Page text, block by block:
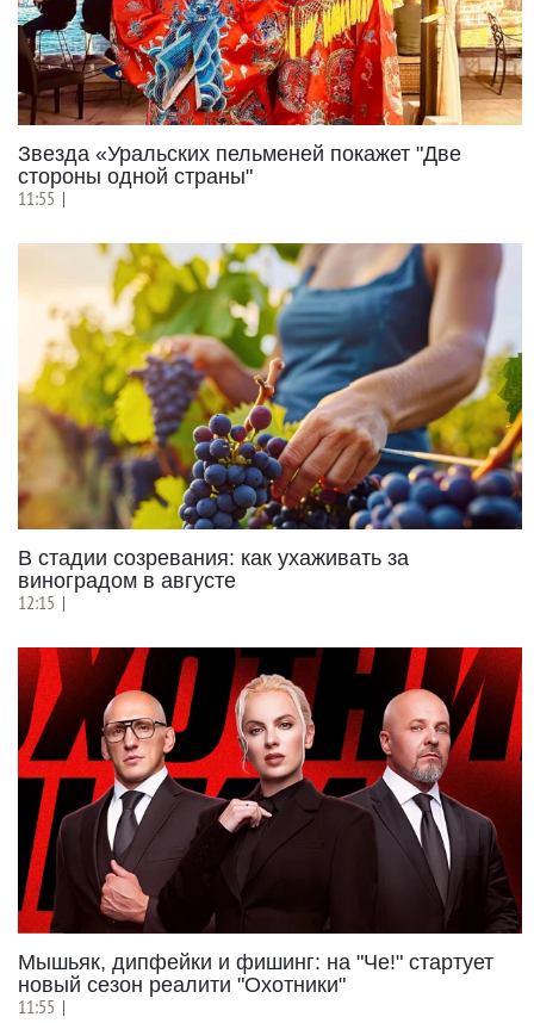
Звезда «Уральских пельменей покажет "Две
стороны одной страны"
11:55 |
В стадии созревания: как ухаживать за
виноградом в августе
12:15 |
Мышьяк, дипфейки и фишинг: на "Че!" стартует
новый сезон реалити "Охотники"
11:55 |